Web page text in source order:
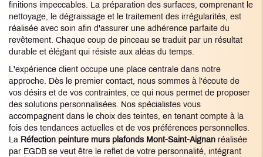
finitions impeccables. La préparation des surfaces, comprenant le
nettoyage, le dégraissage et le traitement des irrégularités, est
réalisée avec soin afin d'assurer une adhérence parfaite du
revêtement. Chaque coup de pinceau se traduit par un résultat
durable et élégant qui résiste aux aléas du temps.
L'expérience client occupe une place centrale dans notre
approche. Dès le premier contact, nous sommes à l'écoute de
vos désirs et de vos contraintes, ce qui nous permet de proposer
des solutions personnalisées. Nos spécialistes vous
accompagnent dans le choix des teintes, en tenant compte à la
fois des tendances actuelles et de vos préférences personnelles.
La Réfection peinture murs plafonds Mont-Saint-Aignan réalisée
par EGDB se veut être le reflet de votre personnalité, intégrant